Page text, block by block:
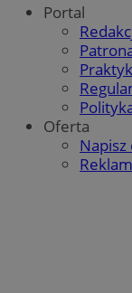
Portal
Oferta
Napisz